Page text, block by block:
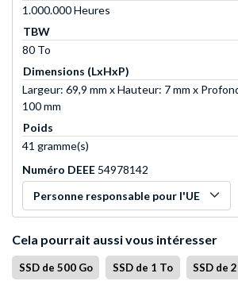
1.000.000 Heures
TBW
80 To
Dimensions (LxHxP)
Largeur: 69,9 mm x Hauteur: 7 mm x
100 mm
Poids
41 gramme(s)
Numéro DEEE 54978142
Personne responsable pour l'UE
Cela pourrait aussi vous intéresser
SSD de 500 Go SSD de 1 To SSD de